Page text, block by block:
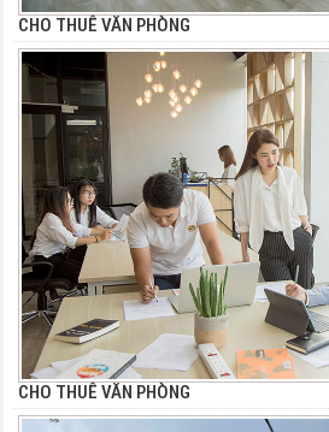
CHO THUÊ VĂN PHÒNG
CHO THUÊ VĂN PHÒNG